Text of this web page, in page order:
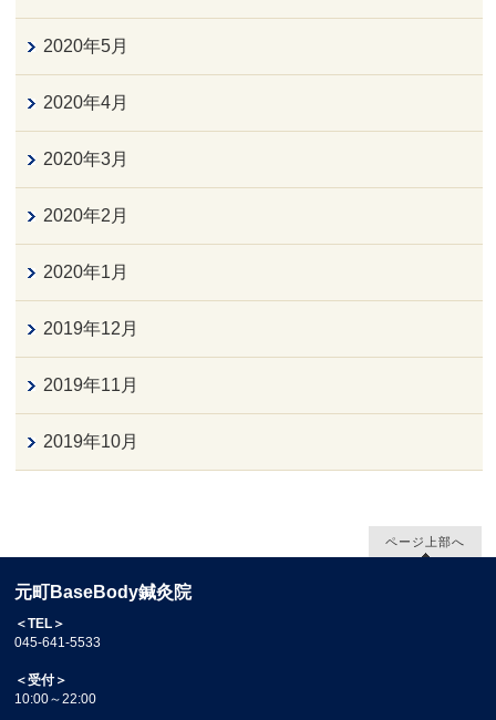
2020年5月
2020年4月
2020年3月
2020年2月
2020年1月
2019年12月
2019年11月
2019年10月
ページ上部へ
元町BaseBody鍼灸院
＜TEL＞
045-641-5533
＜受付＞
10:00～22:00